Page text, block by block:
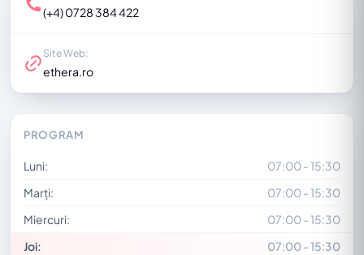
(+4) 0728 384 422
Site Web:
ethera.ro
PROGRAM
Luni:
07:00 - 15:30
Marți:
07:00 - 15:30
Miercuri:
07:00 - 15:30
Joi:
07:00 - 15:30